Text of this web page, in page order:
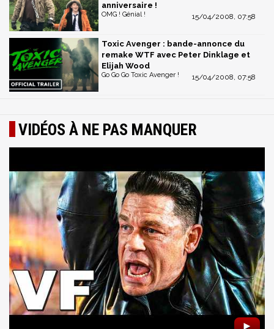
anniversaire !
15/04/2008, 07:58
OMG ! Génial !
Toxic Avenger : bande-annonce du
remake WTF avec Peter Dinklage et
Elijah Wood
15/04/2008, 07:58
Go Go Go Toxic Avenger !
VIDÉOS À NE PAS MANQUER
►